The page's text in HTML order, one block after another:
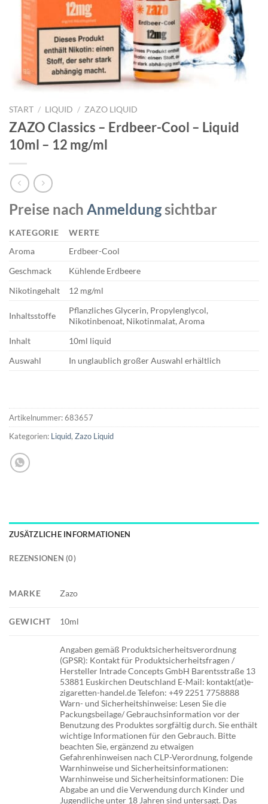
START / LIQUID / ZAZO LIQUID
ZAZO Classics – Erdbeer-Cool – Liquid
10ml – 12 mg/ml
Preise nach Anmeldungsichtbar
KATEGORIE
WERTE
Aroma
Erdbeer-Cool
Geschmack
Kühlende Erdbeere
Nikotingehalt
12 mg/ml
Inhaltsstoffe
Pflanzliches Glycerin, Propylenglycol,
Nikotinbenoat, Nikotinmalat, Aroma
Inhalt
10ml liquid
Auswahl
In unglaublich großer Auswahl erhältlich
Artikelnummer:683657
Kategorien: Liquid, Zazo Liquid
ZUSÄTZLICHE INFORMATIONEN
REZENSIONEN (0)
MARKE Zazo
GEWICHT 10ml
Angaben gemäß Produktsicherheitsverordnung
(GPSR): Kontakt für Produktsicherheitsfragen /
Hersteller Intrade Concepts GmbH Barentsstraße 13
53881 Euskirchen Deutschland E-Mail: kontakt(at)e-
zigaretten-handel.de Telefon: +49 2251 7758888
Warn- und Sicherheitshinweise: Lesen Sie die
Packungsbeilage/ Gebrauchsinformation vor der
Benutzung des Produktes sorgfältig durch. Sie enthält
wichtige Informationen für den Gebrauch. Bitte
beachten Sie, ergänzend zu etwaigen
Gefahrenhinweisen nach CLP-Verordnung, folgende
Warnhinweise und Sicherheitsinformationen:
Warnhinweise und Sicherheitsinformationen: Die
Abgabe an und die Verwendung durch Kinder und
Jugendliche unter 18 Jahren sind untersagt. Das